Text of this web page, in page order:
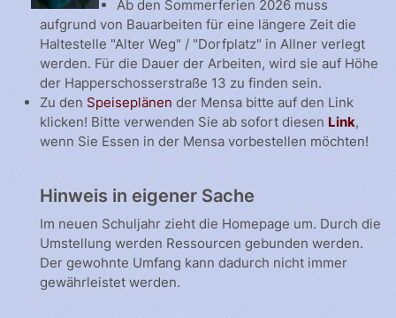
Ab den Sommerferien 2026 muss
aufgrund von Bauarbeiten für eine längere Zeit die
Haltestelle "Alter Weg" / "Dorfplatz" in Allner verlegt
werden. Für die Dauer der Arbeiten, wird sie auf Höhe
der Happerschosserstraße 13 zu finden sein.
Zu den Speiseplänen der Mensa bitte auf den Link
klicken! Bitte verwenden Sie ab sofort diesen Link,
wenn Sie Essen in der Mensa vorbestellen möchten!
Hinweis in eigener Sache
Im neuen Schuljahr zieht die Homepage um. Durch die
Umstellung werden Ressourcen gebunden werden.
Der gewohnte Umfang kann dadurch nicht immer
gewährleistet werden.